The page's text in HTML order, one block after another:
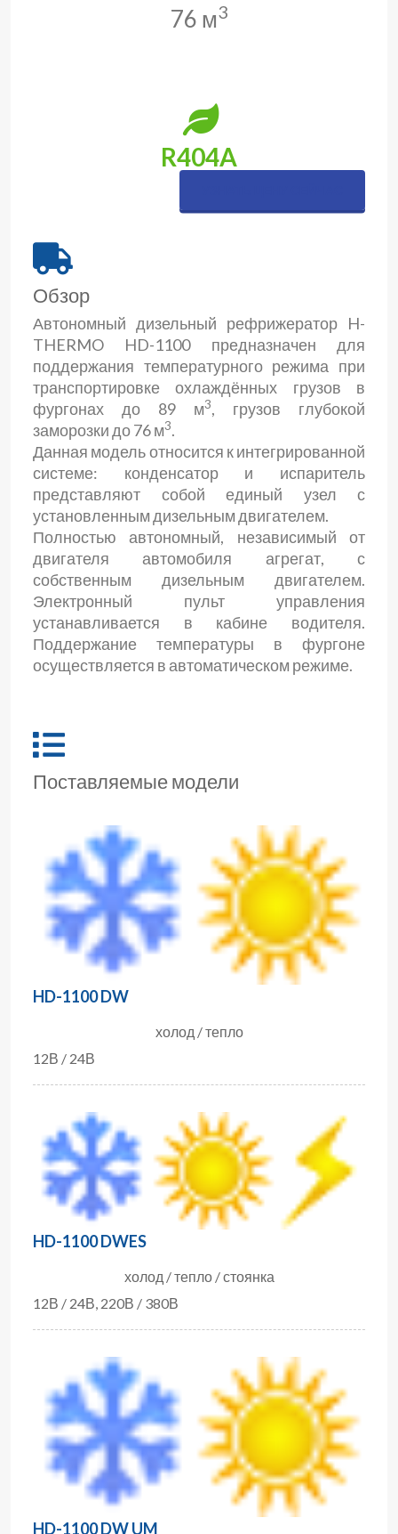
76 м3
R404A
Обзор
Автономный дизельный рефрижератор H-
THERMO HD-1100 предназначен для
поддержания температурного режима при
транспортировке охлаждённых грузов в
фургонах до 89 м3, грузов глубокой
заморозки до 76 м3.
Данная модель относится к интегрированной
системе: конденсатор и испаритель
представляют собой единый узел с
установленным дизельным двигателем.
Полностью автономный, независимый от
двигателя автомобиля агрегат, с
собственным дизельным двигателем.
Электронный пульт управления
устанавливается в кабине водителя.
Поддержание температуры в фургоне
осуществляется в автоматическом режиме.
Поставляемые модели
HD-1100 DW
холод / тепло
12В / 24В
HD-1100 DWES
холод / тепло / стоянка
12В / 24В, 220В / 380В
HD-1100 DW UM